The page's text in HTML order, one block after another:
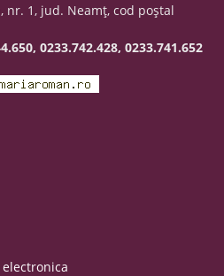
nr. 1, jud. Neamţ, cod poştal
0233.742.428, 0233.741.652